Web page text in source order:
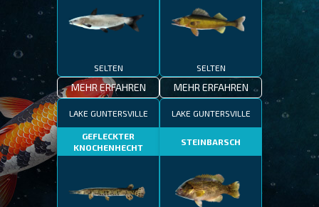
SELTEN
MEHR ERFAHREN
SELTEN
MEHR ERFAHREN
LAKE GUNTERSVILLE
GEFLECKTER
KNOCHENHECHT
LAKE GUNTERSVILLE
STEINBARSCH